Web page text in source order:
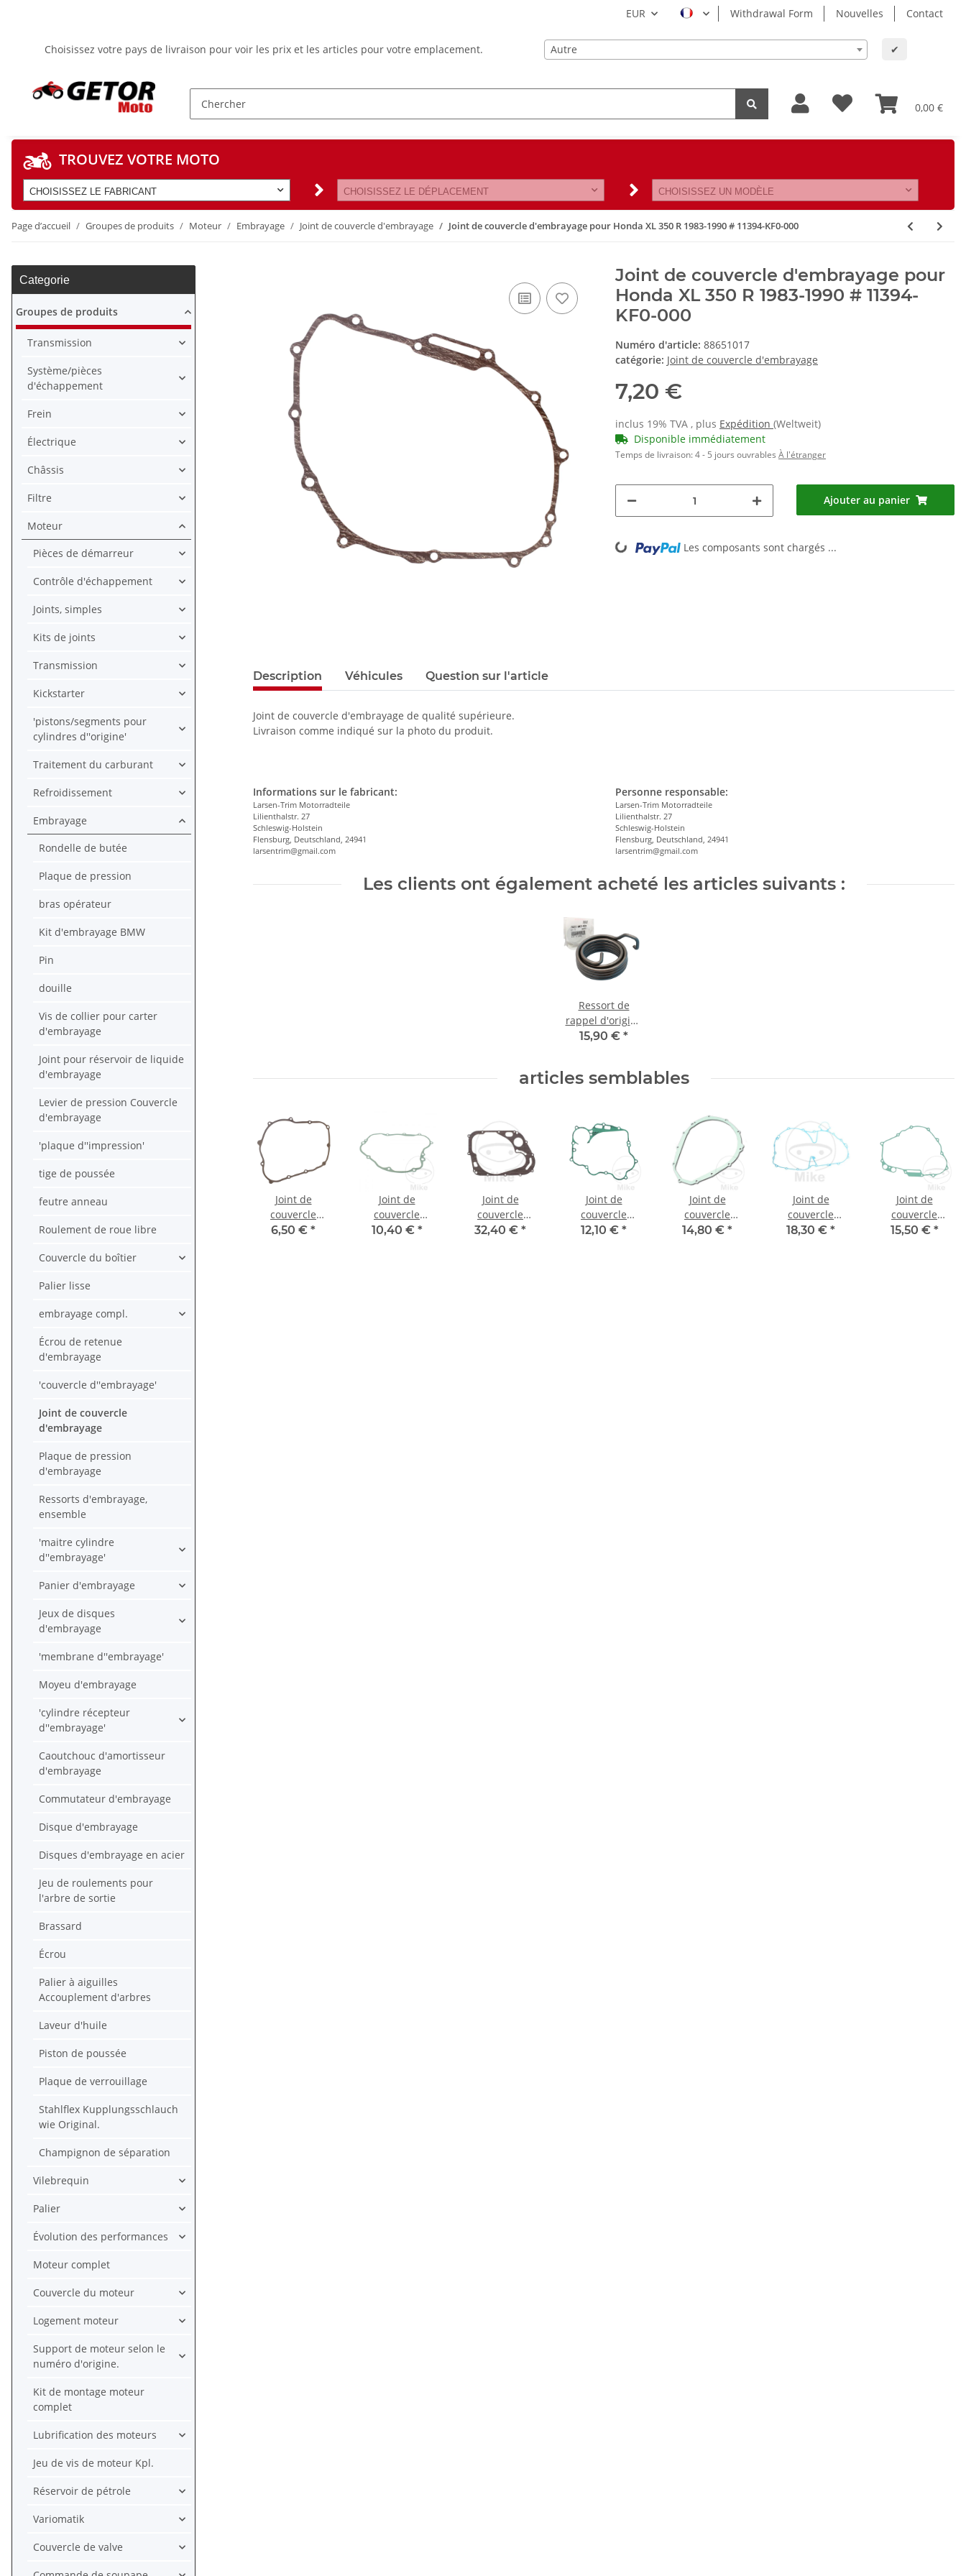
EUR Withdrawal Form Nouvelles Contact
Choisissez votre pays de livraison pour voir les prix et les articles pour votre emplacement. Autre ✔
0,00 €
TROUVEZ VOTRE MOTO
CHOISISSEZ LE FABRICANT CHOISISSEZ LE DÉPLACEMENT CHOISISSEZ UN MODÈLE
Page d’accueil Groupes de produits Moteur Embrayage Joint de couvercle d'embrayage Joint de couvercle d'embrayage pour Honda XL 350 R 1983-1990 # 11394-KF0-000
Joint de couvercle d'embrayage pour
Honda XL 350 R 1983-1990 # 11394-
KF0-000
Numéro d'article: 88651017
catégorie: Joint de couvercle d'embrayage
7,20 €
inclus 19% TVA , plus Expédition (Weltweit)
Disponible immédiatement
Temps de livraison:4 - 5 jours ouvrables À l'étranger
Ajouter au panier
Loading... Les composants sont chargés ...
Description Véhicules Question sur l'article
Joint de couvercle d'embrayage de qualité supérieure.
Livraison comme indiqué sur la photo du produit.
Informations sur le fabricant:
Larsen-Trim Motorradteile
Lilienthalstr. 27
Schleswig-Holstein
Flensburg, Deutschland, 24941
larsentrim@gmail.com
Personne responsable:
Larsen-Trim Motorradteile
Lilienthalstr. 27
Schleswig-Holstein
Flensburg, Deutschland, 24941
larsentrim@gmail.com
Les clients ont également acheté les articles suivants :
Ressort de
rappel d'origine
Ressort de
500 XL XR 600
15,90 € *
articles semblables
Joint de
couvercle
d'embrayage
6,50 € *
Joint de
couvercle
d'embrayage
10,40 € *
Joint de
couvercle
d'embrayage
32,40 € *
Joint de
couvercle
d'embrayage
12,10 € *
Joint de
couvercle
d'embrayage
14,80 € *
Joint de
couvercle
d'embrayage
18,30 € *
Joint de
couvercle
d'embrayage
15,50 € *
Categorie
Groupes de produits
Transmission
Système/pièces
d'échappement
Frein
Électrique
Châssis
Filtre
Moteur
Pièces de démarreur
Contrôle d'échappement
Joints, simples
Kits de joints
Transmission
Kickstarter
'pistons/segments pour
cylindres d''origine'
Traitement du carburant
Refroidissement
Embrayage
Rondelle de butée
Plaque de pression
bras opérateur
Kit d'embrayage BMW
Pin
douille
Vis de collier pour carter
d'embrayage
Joint pour réservoir de liquide
d'embrayage
Levier de pression Couvercle
d'embrayage
'plaque d''impression'
tige de poussée
feutre anneau
Roulement de roue libre
Couvercle du boîtier
Palier lisse
embrayage compl.
Écrou de retenue
d'embrayage
'couvercle d''embrayage'
Joint de couvercle
d'embrayage
Plaque de pression
d'embrayage
Ressorts d'embrayage,
ensemble
'maitre cylindre
d''embrayage'
Panier d'embrayage
Jeux de disques
d'embrayage
'membrane d''embrayage'
Moyeu d'embrayage
'cylindre récepteur
d''embrayage'
Caoutchouc d'amortisseur
d'embrayage
Commutateur d'embrayage
Disque d'embrayage
Disques d'embrayage en acier
Jeu de roulements pour
l'arbre de sortie
Brassard
Écrou
Palier à aiguilles
Accouplement d'arbres
Laveur d'huile
Piston de poussée
Plaque de verrouillage
Stahlflex Kupplungsschlauch
wie Original.
Champignon de séparation
Vilebrequin
Palier
Évolution des performances
Moteur complet
Couvercle du moteur
Logement moteur
Support de moteur selon le
numéro d'origine.
Kit de montage moteur
complet
Lubrification des moteurs
Jeu de vis de moteur Kpl.
Réservoir de pétrole
Variomatik
Couvercle de valve